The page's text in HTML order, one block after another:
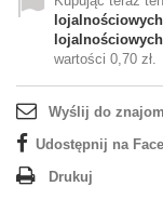
lojalnościowych
lojalnościowych
wartości 0,70 zł.
Wyślij do
Udostępnij na
Drukuj